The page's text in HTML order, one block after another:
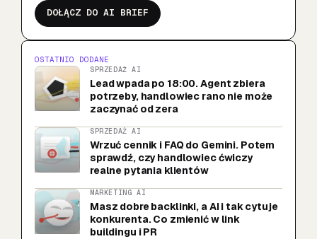
DOŁĄCZ DO AI BRIEF
OSTATNIO DODANE
SPRZEDAŻ AI
Lead wpada po 18:00. Agent zbiera
potrzeby, handlowiec rano nie może
zaczynać od zera
SPRZEDAŻ AI
Wrzuć cennik i FAQ do Gemini. Potem
sprawdź, czy handlowiec ćwiczy
realne pytania klientów
MARKETING AI
Masz dobre backlinki, a AI i tak cytuje
konkurenta. Co zmienić w link
buildingu i PR